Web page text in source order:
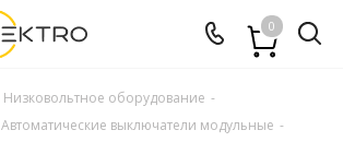
0
Низковольтное оборудование -
Автоматические выключатели модульные -